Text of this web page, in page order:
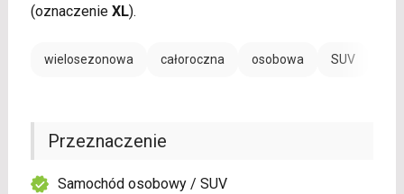
(oznaczenie XL).
wielosezonowa całoroczna osobowa SUV
Przeznaczenie
Samochód osobowy / SUV